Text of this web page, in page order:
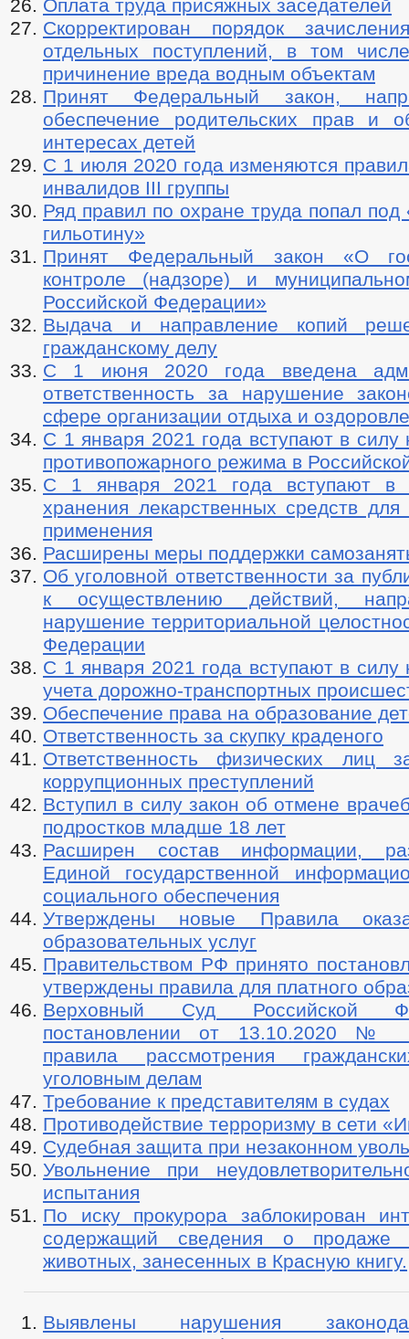
Оплата труда присяжных заседателей
Скорректирован порядок
отдельных поступлений, в том
причинение вреда водным объектам
Принят Федеральный закон,
обеспечение родительских прав и
интересах детей
С 1 июля 2020 года изменяются
инвалидов III группы
Ряд правил по охране труда попал под
гильотину»
Принят Федеральный закон «О
контроле (надзоре) и
Российской Федерации»
Выдача и направление копий
гражданскому делу
С 1 июня 2020 года введена
ответственность за нарушение
сфере организации отдыха и
C 1 января 2021 года вступают в силу
противопожарного режима в
С 1 января 2021 года вступают в
хранения лекарственных средств для
применения
Расширены меры поддержки
Об уголовной ответственности за
к осуществлению действий,
нарушение территориальной
Федерации
C 1 января 2021 года вступают в силу
учета дорожно-транспортных
Обеспечение права на образование
Ответственность за скупку краденого
Ответственность физических лиц
коррупционных преступлений
Вступил в силу закон об отмене
подростков младше 18 лет
Расширен состав информации,
Единой государственной
социального обеспечения
Утверждены новые Правила
образовательных услуг
Правительством РФ принято
утверждены правила для платного
Верховный Суд Российской
постановлении от 13.10.2020 №
правила рассмотрения
уголовным делам
Требование к представителям в судах
Противодействие терроризму в сети
Судебная защита при незаконном
Увольнение при
испытания
По иску прокурора заблокирован
содержащий сведения о продаже
животных, занесенных в Красную книгу.
Выявлены нарушения